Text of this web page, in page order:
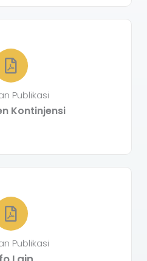
Publikasi
Kontinjensi
Publikasi